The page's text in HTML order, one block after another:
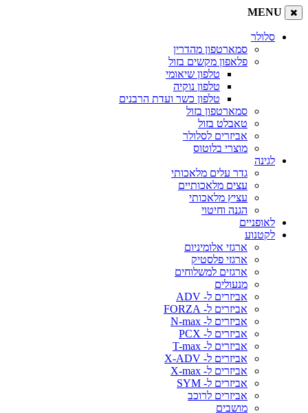
סמארטפון מהדרין
פלאפון מקשים בזול
טלפון שיאומי
טלפון נוקיה
טלפון כשר ועדת הרבנים
סמארטפון בזול
טאבלט בזול
אביזרים לסלולר
מוצרי בלוטוס
גדר עלים מלאכותי
עצים מלאכותיים
עציץ מלאכותי
הגנה וחיטוי
ארגזי אלומיניום
ארגזי פלסטיק
ארגזים למשלוחים
אביזרים ל- ADV
אביזרים ל- FORZA
אביזרים ל- N-max
אביזרים ל- PCX
אביזרים ל- T-max
אביזרים ל- X-ADV
אביזרים ל- X-max
אביזרים ל- SYM
אביזרים לרוכב